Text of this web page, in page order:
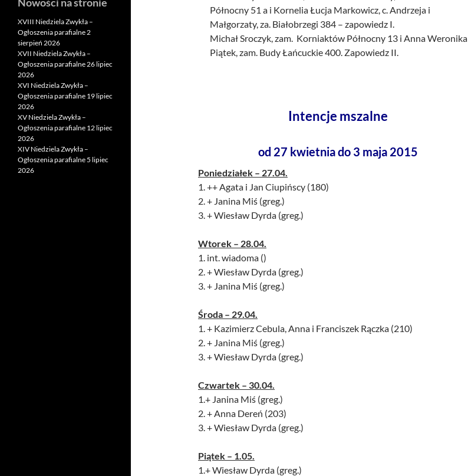
Północny 51 a i Kornelia Łucja Markowicz, c. Andrzeja i
Małgorzaty, za. Białobrzegi 384 – zapowiedz I.
Michał Sroczyk, zam. Korniaktów Północny 13 i Anna Weronika
Piątek, zam. Budy Łańcuckie 400. Zapowiedz II.
Intencje mszalne
od 27 kwietnia do 3 maja 2015
Poniedziałek – 27.04.
1. ++ Agata i Jan Ciupińscy (180)
2. + Janina Miś (greg.)
3. + Wiesław Dyrda (greg.)
Wtorek – 28.04.
1. int. wiadoma ()
2. + Wiesław Dyrda (greg.)
3. + Janina Miś (greg.)
Środa – 29.04.
1. + Kazimierz Cebula, Anna i Franciszek Rączka (210)
2. + Janina Miś (greg.)
3. + Wiesław Dyrda (greg.)
Czwartek – 30.04.
1.+ Janina Miś (greg.)
2. + Anna Dereń (203)
3. + Wiesław Dyrda (greg.)
Piątek – 1.05.
1.+ Wiesław Dyrda (greg.)
XVIII Niedziela Zwykła –
Ogłoszenia parafialne 2
sierpień 2026
XVII Niedziela Zwykła –
Ogłoszenia parafialne 26 lipiec
2026
XVI Niedziela Zwykła –
Ogłoszenia parafialne 19 lipiec
2026
XV Niedziela Zwykła –
Ogłoszenia parafialne 12 lipiec
2026
XIV Niedziela Zwykła –
Ogłoszenia parafialne 5 lipiec
2026